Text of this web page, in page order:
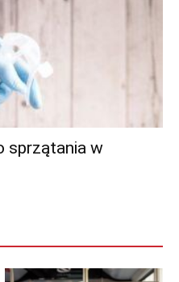
sprzątania w